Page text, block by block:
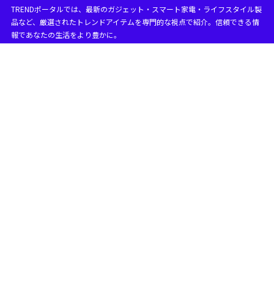
TRENDポータルでは、最新のガジェット・スマート家電・ライフスタイル製
品など、厳選されたトレンドアイテムを専門的な視点で紹介。信頼できる情
報であなたの生活をより豊かに。